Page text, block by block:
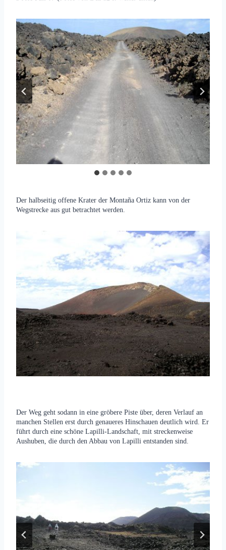
Der halbseitig offene Krater der Montaña Ortiz kann von der
Wegstrecke aus gut betrachtet werden.
Der Weg geht sodann in eine gröbere Piste über, deren Verlauf an
manchen Stellen erst durch genaueres Hinschauen deutlich wird. Er
führt durch eine schöne Lapilli-Landschaft, mit streckenweise
Aushuben, die durch den Abbau von Lapilli entstanden sind.